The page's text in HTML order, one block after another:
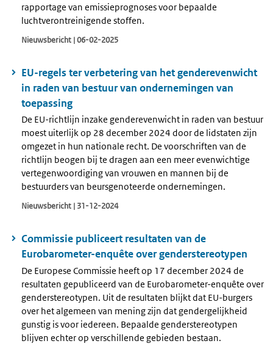
rapportage van emissieprognoses voor bepaalde
luchtverontreinigende stoffen.
Nieuwsbericht | 06-02-2025
EU-regels ter verbetering van het genderevenwicht
in raden van bestuur van ondernemingen van
toepassing
De EU-richtlijn inzake genderevenwicht in raden van bestuur
moest uiterlijk op 28 december 2024 door de lidstaten zijn
omgezet in hun nationale recht. De voorschriften van de
richtlijn beogen bij te dragen aan een meer evenwichtige
vertegenwoordiging van vrouwen en mannen bij de
bestuurders van beursgenoteerde ondernemingen.
Nieuwsbericht | 31-12-2024
Commissie publiceert resultaten van de
Eurobarometer-enquête over genderstereotypen
De Europese Commissie heeft op 17 december 2024 de
resultaten gepubliceerd van de Eurobarometer-enquête over
genderstereotypen. Uit de resultaten blijkt dat EU-burgers
over het algemeen van mening zijn dat gendergelijkheid
gunstig is voor iedereen. Bepaalde genderstereotypen
blijven echter op verschillende gebieden bestaan.